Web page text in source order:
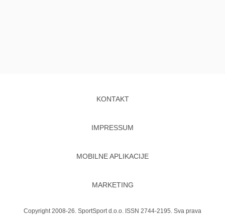
KONTAKT
IMPRESSUM
MOBILNE APLIKACIJE
MARKETING
Copyright 2008-26. SportSport d.o.o. ISSN 2744-2195. Sva prava